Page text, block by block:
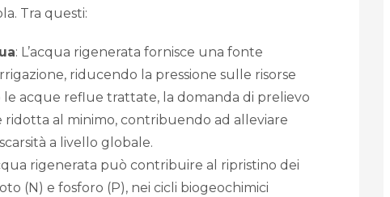
Tra questi:
: L’acqua rigenerata fornisce una fonte
riducendo la pressione sulle risorse
acque reflue trattate, la domanda di prelievo
ridotta al minimo, contribuendo ad alleviare
a livello globale.
rigenerata può contribuire al ripristino dei
(N) e fosforo (P), nei cicli biogeochimici